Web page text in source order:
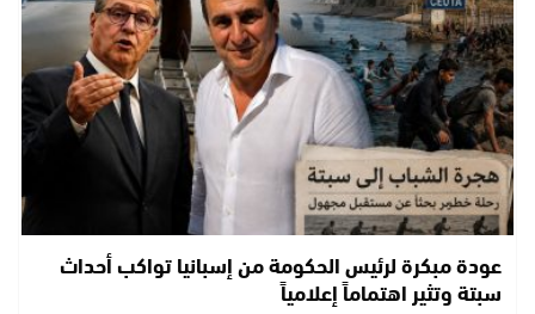
عودة مبكرة لرئيس الحكومة من إسبانيا تواكب أحداث
سبتة وتثير اهتماماً إعلامياً